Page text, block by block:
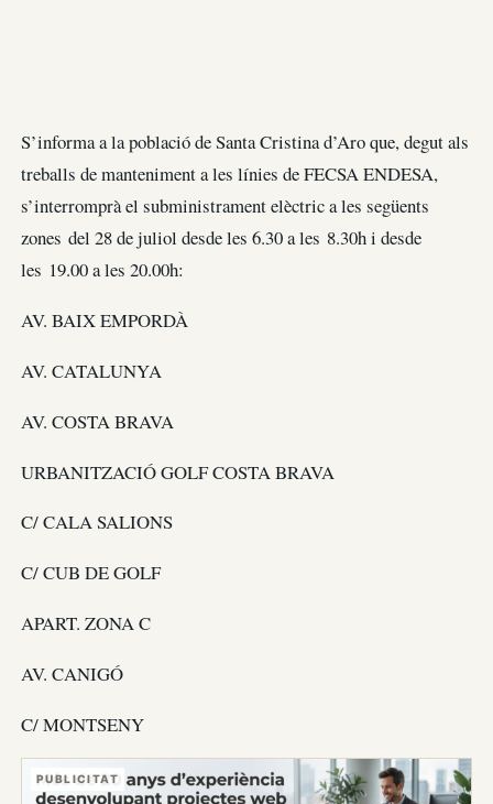
S’informa a la població de Santa Cristina d’Aro que, degut als
treballs de manteniment a les línies de FECSA ENDESA,
s’interromprà el subministrament elèctric a les següents
zones del 28 de juliol desde les 6.30 a les 8.30h i desde
les 19.00 a les 20.00h:
AV. BAIX EMPORDÀ
AV. CATALUNYA
AV. COSTA BRAVA
URBANITZACIÓ GOLF COSTA BRAVA
C/ CALA SALIONS
C/ CUB DE GOLF
APART. ZONA C
AV. CANIGÓ
C/ MONTSENY
PUBLICITAT